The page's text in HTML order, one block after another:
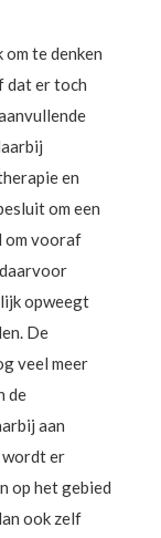
te denken
dat er toch
en
om een
om vooraf
opweegt
De
veel meer
de
aan
wordt er
op het gebied
ook zelf